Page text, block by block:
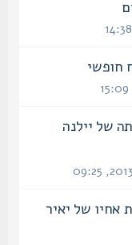
יילנה
של יאיר